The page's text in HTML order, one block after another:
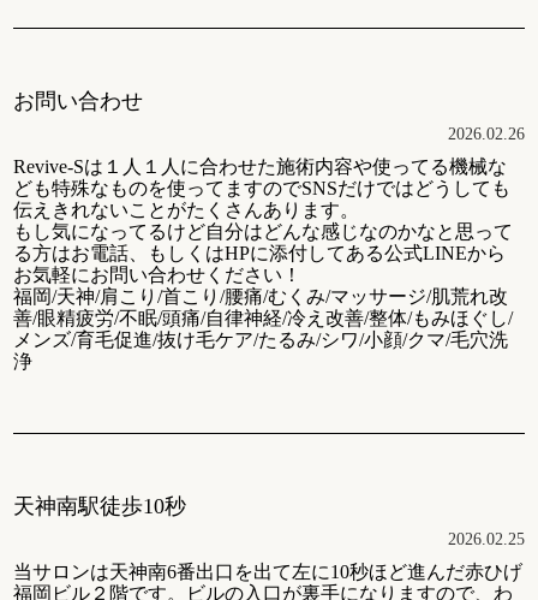
お問い合わせ
2026.02.26
Revive-Sは１人１人に合わせた施術内容や使ってる機械な
ども特殊なものを使ってますのでSNSだけではどうしても
伝えきれないことがたくさんあります。
もし気になってるけど自分はどんな感じなのかなと思って
る方はお電話、もしくはHPに添付してある公式LINEから
お気軽にお問い合わせください！
福岡/天神/肩こり/首こり/腰痛/むくみ/マッサージ/肌荒れ改
善/眼精疲労/不眠/頭痛/自律神経/冷え改善/整体/もみほぐし/
メンズ/育毛促進/抜け毛ケア/たるみ/シワ/小顔/クマ/毛穴洗
浄
天神南駅徒歩10秒
2026.02.25
当サロンは天神南6番出口を出て左に10秒ほど進んだ赤ひげ
福岡ビル２階です。ビルの入口が裏手になりますので、わ